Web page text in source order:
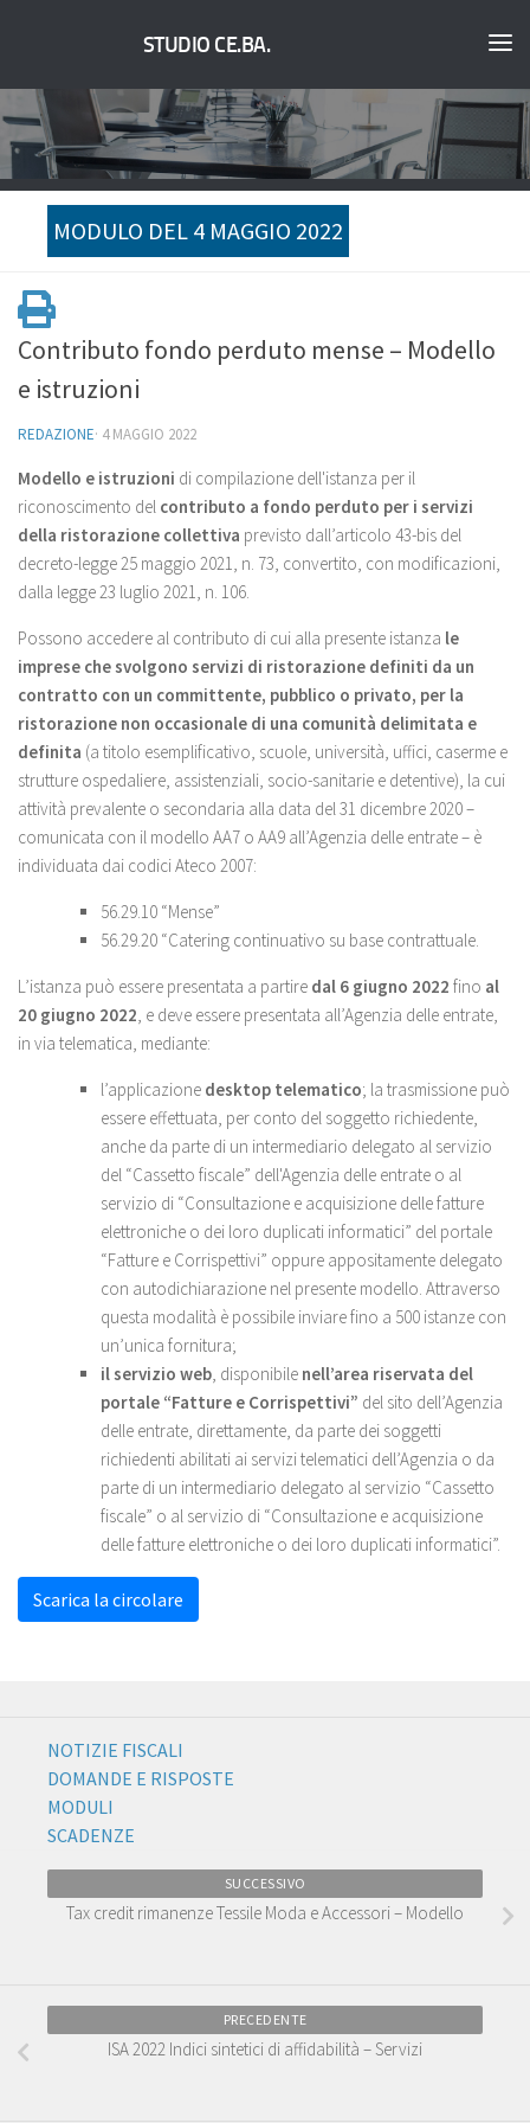
STUDIO CE.BA.
MODULO DEL 4 MAGGIO 2022
Contributo fondo perduto mense – Modello
e istruzioni
REDAZIONE· 4 MAGGIO 2022
Modello e istruzioni di compilazione dell'istanza per il
riconoscimento del contributo a fondo perduto per i servizi
della ristorazione collettiva previsto dall’articolo 43-bis del
decreto-legge 25 maggio 2021, n. 73, convertito, con modificazioni,
dalla legge 23 luglio 2021, n. 106.
Possono accedere al contributo di cui alla presente istanza le
imprese che svolgono servizi di ristorazione definiti da un
contratto con un committente, pubblico o privato, per la
ristorazione non occasionale di una comunità delimitata e
definita (a titolo esemplificativo, scuole, università, uffici, caserme e
strutture ospedaliere, assistenziali, socio-sanitarie e detentive), la cui
attività prevalente o secondaria alla data del 31 dicembre 2020 –
comunicata con il modello AA7 o AA9 all’Agenzia delle entrate – è
individuata dai codici Ateco 2007:
56.29.10 “Mense”
56.29.20 “Catering continuativo su base contrattuale.
L’istanza può essere presentata a partire dal 6 giugno 2022 fino al
20 giugno 2022, e deve essere presentata all’Agenzia delle entrate,
in via telematica, mediante:
l’applicazione desktop telematico; la trasmissione può
essere effettuata, per conto del soggetto richiedente,
anche da parte di un intermediario delegato al servizio
del “Cassetto fiscale” dell'Agenzia delle entrate o al
servizio di “Consultazione e acquisizione delle fatture
elettroniche o dei loro duplicati informatici” del portale
“Fatture e Corrispettivi” oppure appositamente delegato
con autodichiarazione nel presente modello. Attraverso
questa modalità è possibile inviare fino a 500 istanze con
un’unica fornitura;
il servizio web, disponibile nell’area riservata del
portale “Fatture e Corrispettivi” del sito dell’Agenzia
delle entrate, direttamente, da parte dei soggetti
richiedenti abilitati ai servizi telematici dell’Agenzia o da
parte di un intermediario delegato al servizio “Cassetto
fiscale” o al servizio di “Consultazione e acquisizione
delle fatture elettroniche o dei loro duplicati informatici”.
Scarica la circolare
NOTIZIE FISCALI
DOMANDE E RISPOSTE
MODULI
SCADENZE
SUCCESSIVO
Tax credit rimanenze Tessile Moda e Accessori – Modello
PRECEDENTE
ISA 2022 Indici sintetici di affidabilità – Servizi